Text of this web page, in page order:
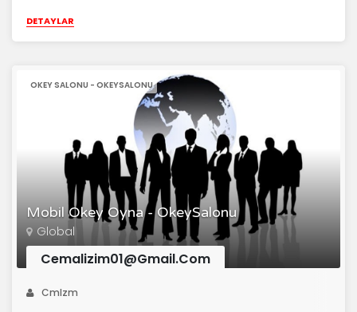
DETAYLAR
Mobil Okey Oyna - OkeySalonu
OKEY SALONU - OKEYSALONU
Global
Cemalizim01@Gmail.Com
Cmlzm